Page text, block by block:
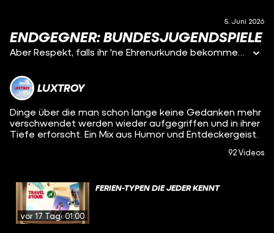
5. Juni 2026
ENDGEGNER: BUNDESJUGENDSPIELE
Aber Respekt, falls ihr 'ne Ehrenurkunde bekommen habt 📜
LUXTROY
Dinge über die man schon lange keine Gedanken mehr
verschwendet werden wieder aufgegriffen und in ihrer
Tiefe erforscht. Ein Mix aus Humor und Entdeckergeist.
92 Videos
vor 17 Tagen01:00
FERIEN-TYPEN DIE JEDER KENNT